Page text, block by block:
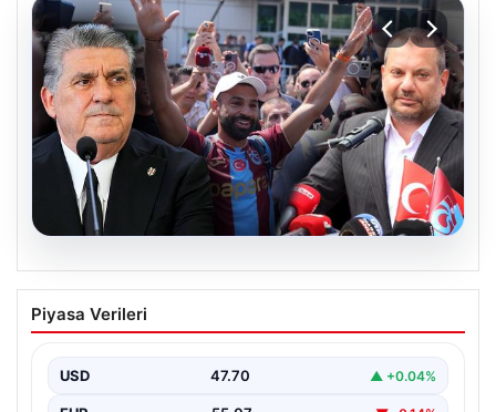
05.08.2026
Ertuğrul Doğan’dan Serdal Adalı’ya
Salah Transferi Üzerinden Anlamlı
Trabzonspor Kulübü Başkanı Ertuğrul Doğan, son
Piyasa Verileri
USD 47.70 ▲ +0.04%